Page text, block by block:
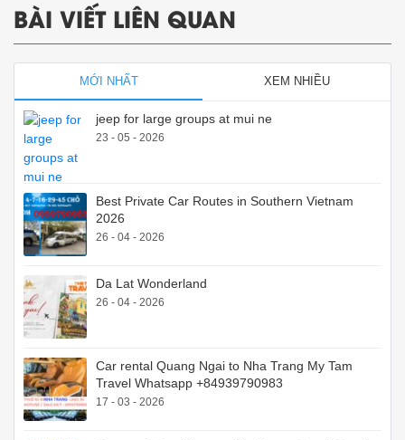
BÀI VIẾT LIÊN QUAN
MỚI NHẤT XEM NHIỀU
jeep for large groups at mui ne
23 - 05 - 2026
Best Private Car Routes in Southern Vietnam
2026
26 - 04 - 2026
Da Lat Wonderland
26 - 04 - 2026
Car rental Quang Ngai to Nha Trang My Tam
Travel Whatsapp +84939790983
17 - 03 - 2026